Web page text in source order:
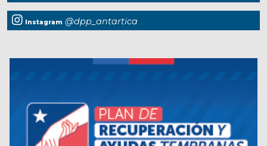
Instagram @dpp_antartica